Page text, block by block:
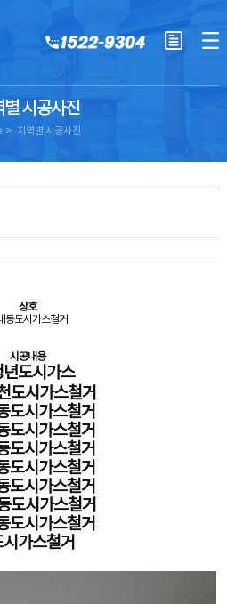
별 시공사진
지역별 시공사진
상호
동도시가스철거
시공내용
년도시가스
도시가스철거
도시가스철거
도시가스철거
도시가스철거
도시가스철거
도시가스철거
도시가스철거
도시가스철거
가스철거